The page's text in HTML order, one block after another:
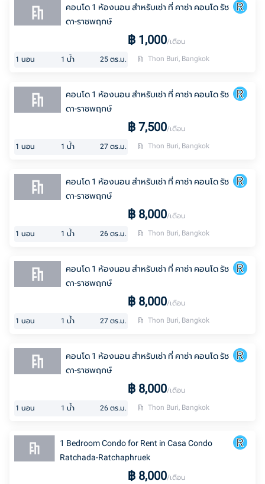
คอนโด 1 ห้องนอน สำหรับเช่า ที่ คาซ่า คอนโด รัช
ดา-ราชพฤกษ์
฿ 1,000/เดือน
1 นอน 1 น้ำ 25 ตร.ม. Thon Buri, Bangkok
คอนโด 1 ห้องนอน สำหรับเช่า ที่ คาซ่า คอนโด รัช
ดา-ราชพฤกษ์
฿ 7,500/เดือน
1 นอน 1 น้ำ 27 ตร.ม. Thon Buri, Bangkok
คอนโด 1 ห้องนอน สำหรับเช่า ที่ คาซ่า คอนโด รัช
ดา-ราชพฤกษ์
฿ 8,000/เดือน
1 นอน 1 น้ำ 26 ตร.ม. Thon Buri, Bangkok
คอนโด 1 ห้องนอน สำหรับเช่า ที่ คาซ่า คอนโด รัช
ดา-ราชพฤกษ์
฿ 8,000/เดือน
1 นอน 1 น้ำ 27 ตร.ม. Thon Buri, Bangkok
คอนโด 1 ห้องนอน สำหรับเช่า ที่ คาซ่า คอนโด รัช
ดา-ราชพฤกษ์
฿ 8,000/เดือน
1 นอน 1 น้ำ 26 ตร.ม. Thon Buri, Bangkok
1 Bedroom Condo for Rent in Casa Condo
Ratchada-Ratchaphruek
฿ 8,000/เดือน